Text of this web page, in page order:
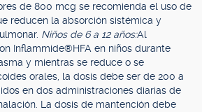
de 800 mcg se recomienda el uso de
reducen la absorción sistémica y
Niños de 6 a 12 años:Al
Inflammide®HFA en niños durante
y mientras se reduce o se
orales, la dosis debe ser de 200 a
en dos administraciones diarias de
La dosis de mantención debe